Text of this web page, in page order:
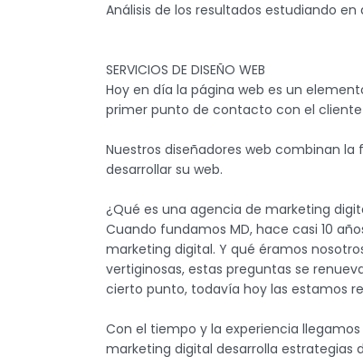
Análisis de los resultados estudiando
SERVICIOS DE DISEÑO WEB
Hoy en día la página web es un
primer punto de contacto con el
Nuestros diseñadores web combinan
desarrollar su web.
¿Qué es una agencia de marketing
Cuando fundamos MD, hace casi 10
marketing digital. Y qué éramos
vertiginosas, estas preguntas se
cierto punto, todavía hoy las estamos
Con el tiempo y la experiencia
marketing digital desarrolla estrategias